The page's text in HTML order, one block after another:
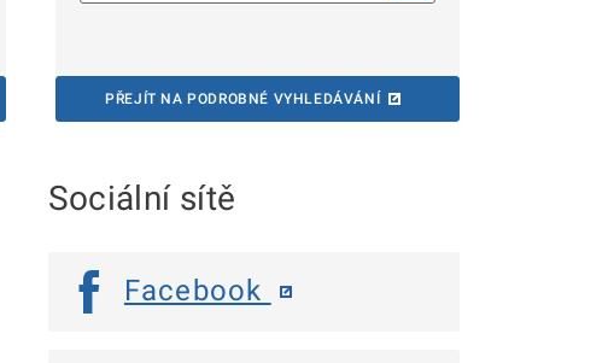
PŘEJÍT NA PODROBNÉ VYHLEDÁVÁNÍ
Sociální sítě
Facebook